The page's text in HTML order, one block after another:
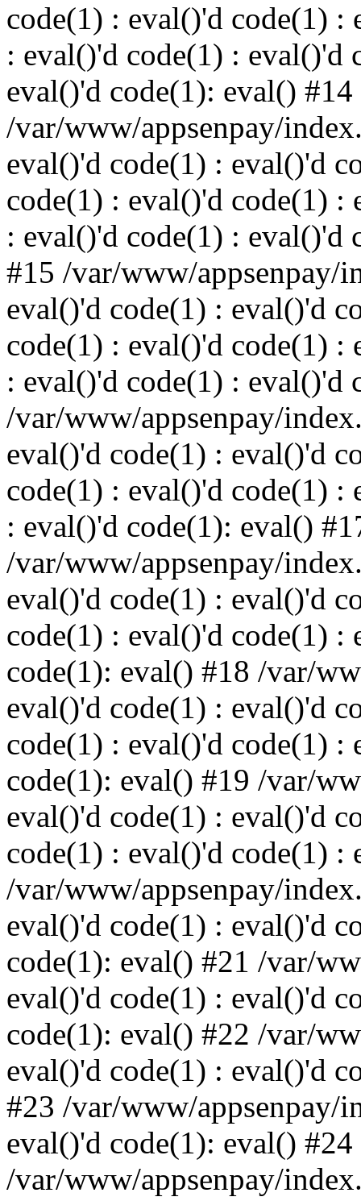
code(1) : eval()'d code(1) :
: eval()'d code(1) : eval()'d
eval()'d code(1): eval() #14
/var/www/appsenpay/
eval()'d code(1) : eval()'d
code(1) : eval()'d code(1) :
: eval()'d code(1) : eval()'d
#15 /var/www/appsenpay/
eval()'d code(1) : eval()'d
code(1) : eval()'d code(1) :
: eval()'d code(1) : eval()'d
/var/www/appsenpay/
eval()'d code(1) : eval()'d
code(1) : eval()'d code(1) :
: eval()'d code(1): eval()
/var/www/appsenpay/
eval()'d code(1) : eval()'d
code(1) : eval()'d code(1) :
code(1): eval() #18 /var/
eval()'d code(1) : eval()'d
code(1) : eval()'d code(1) :
code(1): eval() #19 /var/
eval()'d code(1) : eval()'d
code(1) : eval()'d code(1) :
/var/www/appsenpay/
eval()'d code(1) : eval()'d
code(1): eval() #21 /var/
eval()'d code(1) : eval()'d
code(1): eval() #22 /var/
eval()'d code(1) : eval()'d
#23 /var/www/appsenpay/
eval()'d code(1): eval() #24
/var/www/appsenpay/